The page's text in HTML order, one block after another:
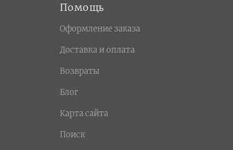
Помощь
Оформление заказа
Доставка и оплата
Возвраты
Блог
Карта сайта
Поиск